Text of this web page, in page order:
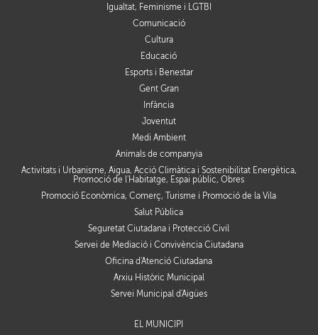
Igualtat, Feminisme i LGTBI
Comunicació
Cultura
Educació
Esports i Benestar
Gent Gran
Infància
Joventut
Medi Ambient
Animals de companyia
Activitats i Urbanisme, Aigua, Acció Climàtica i Sostenibilitat Energètica,
Promoció de l'Habitatge, Espai públic, Obres
Promoció Econòmica, Comerç, Turisme i Promoció de la Vila
Salut Pública
Seguretat Ciutadana i Protecció Civil
Servei de Mediació i Convivència Ciutadana
Oficina d'Atenció Ciutadana
Arxiu Històric Municipal
Servei Municipal d'Aigües
EL MUNICIPI